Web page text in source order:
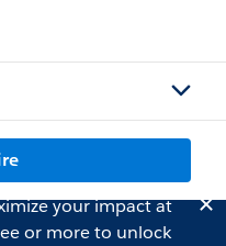
your impact at
or more to unlock